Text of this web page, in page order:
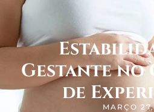
Gestante no
de
MARÇO